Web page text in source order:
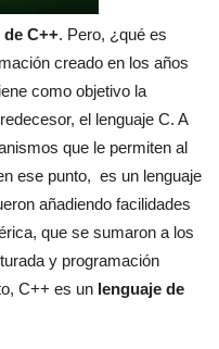
C++. Pero, ¿qué es
creado en los años
como objetivo la
el lenguaje C. A
que le permiten al
ese punto, es un lenguaje
añadiendo facilidades
que se sumaron a los
y programación
C++ es un lenguaje de